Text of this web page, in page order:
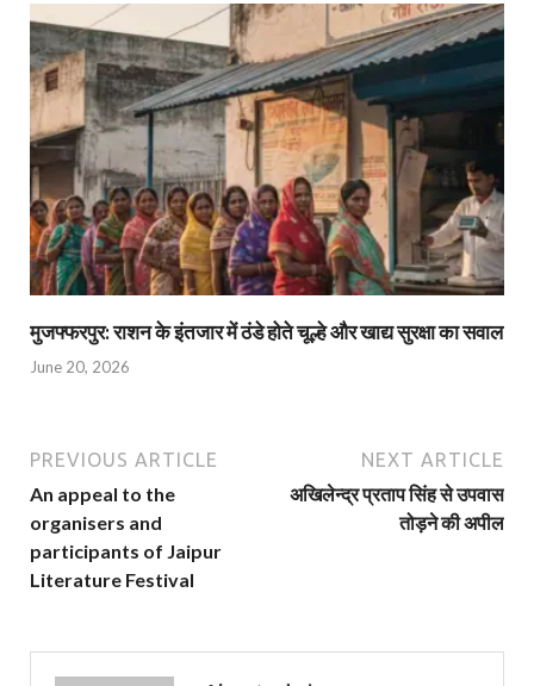
मुजफ्फरपुर: राशन के इंतजार में ठंडे होते चूल्हे और खाद्य सुरक्षा का सवाल
June 20, 2026
PREVIOUS ARTICLE
An appeal to the
organisers and
participants of Jaipur
Literature Festival
NEXT ARTICLE
अखिलेन्द्र प्रताप सिंह से उपवास
तोड़ने की अपील